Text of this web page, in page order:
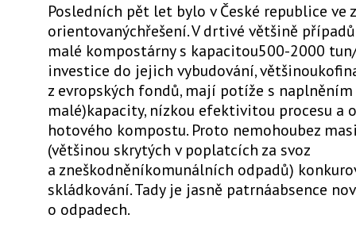
Posledních pět let bylo v České republice ve
orientovanýchřešení. V drtivé většině
malé kompostárny s kapacitou500-2000
investice do jejich vybudování,
z evropských fondů, mají potíže s naplněním
malé)kapacity, nízkou efektivitou procesu a
hotového kompostu. Proto nemohoubez
(většinou skrytých v poplatcích za svoz
a zneškodněníkomunálních odpadů)
skládkování. Tady je jasně patrnáabsence
o odpadech.